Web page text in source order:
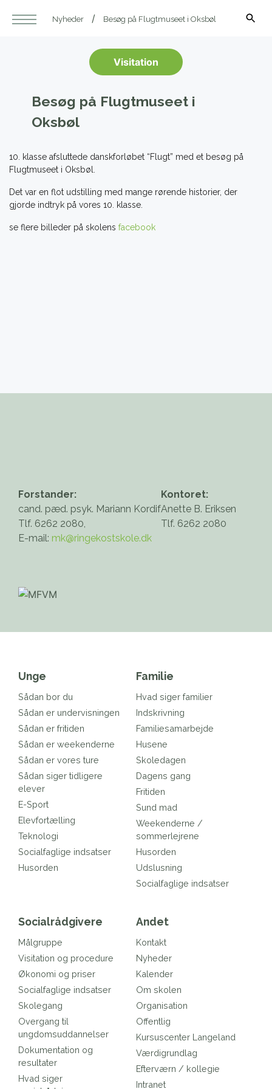
Nyheder Besøg på Flugtmuseet i Oksbøl
Visitation
Besøg på Flugtmuseet i
Oksbøl
10. klasse afsluttede danskforløbet “Flugt” med et besøg på
Flugtmuseet i Oksbøl.
Det var en flot udstilling med mange rørende historier, der
gjorde indtryk på vores 10. klasse.
se flere billeder på skolens facebook
Forstander:
cand. pæd. psyk. Mariann Kordif
Tlf. 6262 2080,
E-mail: mk@ringekostskole.dk
Kontoret:
Anette B. Eriksen
Tlf. 6262 2080
Unge
Sådan bor du
Sådan er undervisningen
Sådan er fritiden
Sådan er weekenderne
Sådan er vores ture
Sådan siger tidligere
elever
E-Sport
Elevfortælling
Teknologi
Socialfaglige indsatser
Husorden
Familie
Hvad siger familier
Indskrivning
Familiesamarbejde
Husene
Skoledagen
Dagens gang
Fritiden
Sund mad
Weekenderne /
sommerlejrene
Husorden
Udslusning
Socialfaglige indsatser
Socialrådgivere
Målgruppe
Visitation og procedure
Økonomi og priser
Socialfaglige indsatser
Skolegang
Overgang til
ungdomsuddannelser
Dokumentation og
resultater
Hvad siger
Andet
Kontakt
Nyheder
Kalender
Om skolen
Organisation
Offentlig
Kursuscenter Langeland
Værdigrundlag
Efterværn / kollegie
Intranet